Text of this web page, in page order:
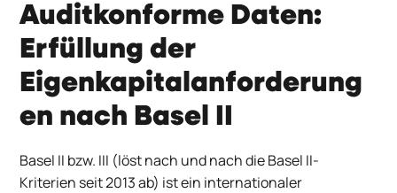
Auditkonforme Daten:
Erfüllung der
Eigenkapitalanforderung
en nach Basel II
Basel II bzw. III (löst nach und nach die Basel II-
Kriterien seit 2013 ab) ist ein internationaler